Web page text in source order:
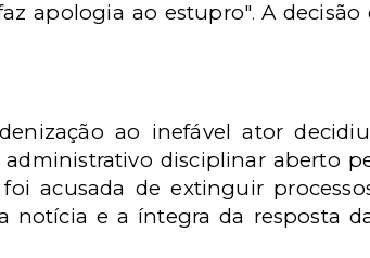
apologia ao estupro". A
ao inefável ator
disciplinar aberto
acusada de extinguir
notícia e a íntegra da resposta